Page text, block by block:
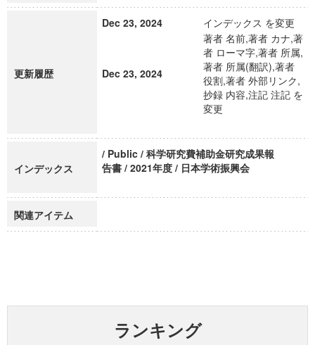
更新履歴
Dec 23, 2024 インデックス を変更
Dec 23, 2024
著者 名前,著者 カナ,著
者 ローマ字,著者 所属,
著者 所属(翻訳),著者
役割,著者 外部リンク,
抄録 内容,注記 注記 を
変更
インデックス
/ Public / 科学研究費補助金研究成果報
告書 / 2021年度 / 日本学術振興会
関連アイテム
ランキング